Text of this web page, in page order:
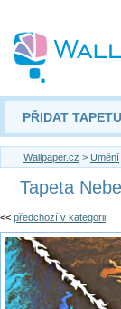
PŘIDAT TAPETU
Wallpaper.cz > Umění
Tapeta
<< předchozí v kategorii